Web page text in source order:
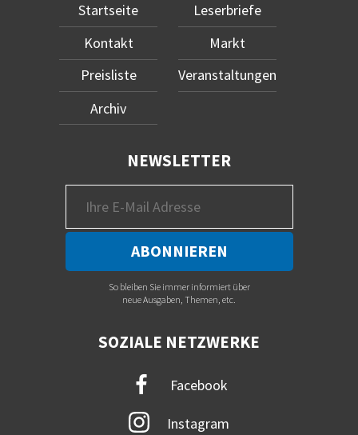
Startseite
Kontakt
Preisliste
Archiv
Leserbriefe
Markt
Veranstaltungen
NEWSLETTER
So bleiben Sie immer informiert über
neue Ausgaben, Themen, etc.
SOZIALE NETZWERKE
Facebook
Instagram